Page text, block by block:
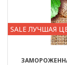
SALE ЛУЧШАЯ